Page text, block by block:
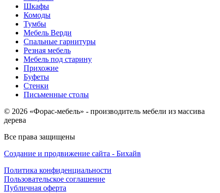
Шкафы
Комоды
Тумбы
Мебель Верди
Спальные гарнитуры
Резная мебель
Мебель под старину
Прихожие
Буфеты
Стенки
Письменные столы
© 2026 «Форас-мебель» - производитель мебели из массива
дерева
Все права защищены
Создание и продвижение сайта - Бихайв
Политика конфиденциальности
Пользовательское соглашение
Публичная оферта